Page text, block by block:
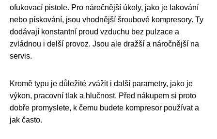
ofukovací pistole. Pro náročnější úkoly, jako je lakování
nebo pískování, jsou vhodnější šroubové kompresory. Ty
dodávají konstantní proud vzduchu bez pulzace a
zvládnou i delší provoz. Jsou ale dražší a náročnější na
servis.
Kromě typu je důležité zvážit i další parametry, jako je
výkon, pracovní tlak a hlučnost. Před nákupem si proto
dobře promyslete, k čemu budete kompresor používat a
jak často.